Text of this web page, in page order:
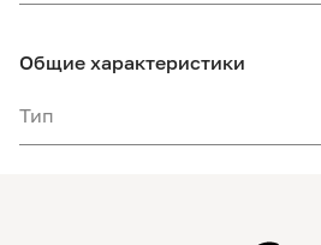
Общие характеристики
Тип